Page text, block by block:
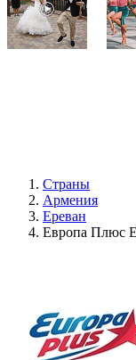
невесты
оставит
вас
Страны
Армения
Ереван
Европа Плюс